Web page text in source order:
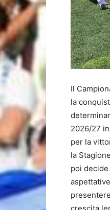
Il
la
2026/27
per la
la
poi